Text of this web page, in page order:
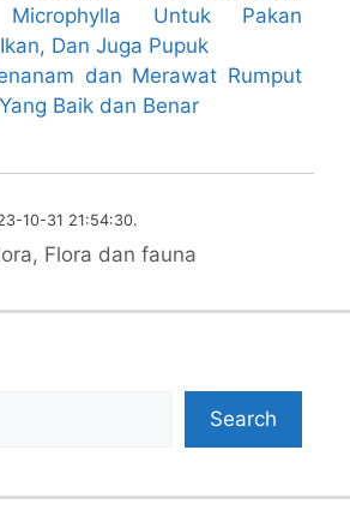
Untuk Pakan
Dan Juga Pupuk
dan Merawat Rumput
Baik dan Benar
10-31 21:54:30.
, Flora dan fauna
Search